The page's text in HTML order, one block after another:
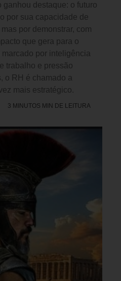
ganhou destaque: o futuro
por sua capacidade de
por demonstrar, com
que gera para o
por inteligência
trabalho e pressão
o RH é chamado a
mais estratégico.
3 MINUTOS MIN DE LEITURA